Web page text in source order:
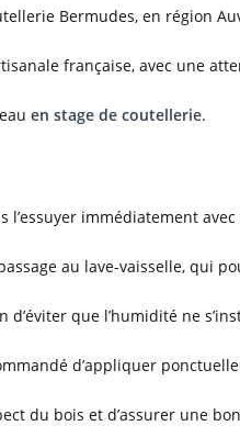
Bermudes, en région
française, avec une
en stage de coutellerie.
immédiatement
au lave-vaisselle, qui
que l’humidité ne
d’appliquer
du bois et d’assurer une